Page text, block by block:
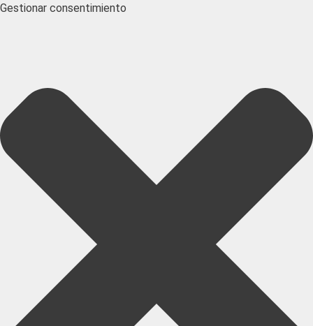
Gestionar consentimiento